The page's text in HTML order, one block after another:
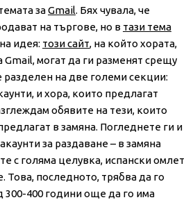
заGmail. Бях чувала, че
на търгове, но в тази тема
идея: този сайт, на който хората,
Gmail, могат да ги разменят срещу
разделен на две големи секции:
и хора, които предлагат
обявите на тези, които
в замяна. Погледнете ги и
за раздаване – в замяна
с голяма целувка, испански омлет
Това, последното, трябва да го
300-400 години още да го има